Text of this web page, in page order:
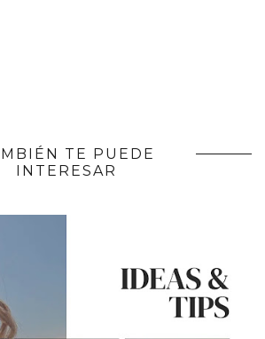
TE PUEDE
INTERESAR